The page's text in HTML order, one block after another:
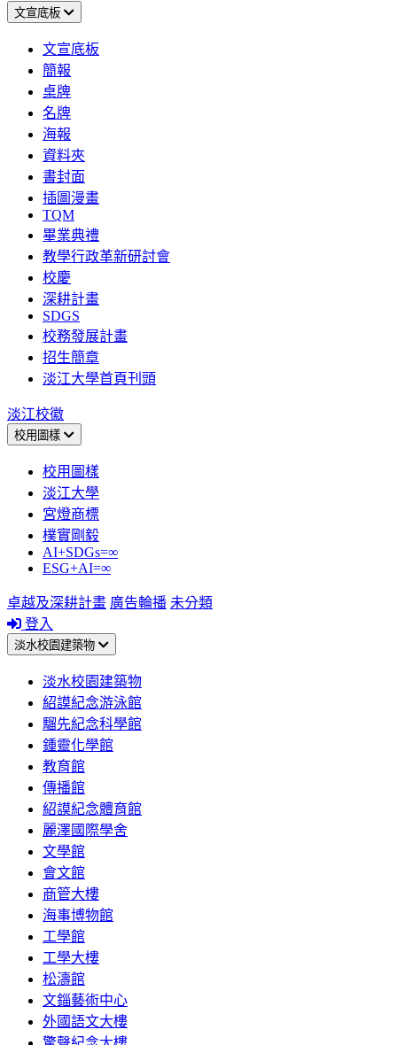
文宣底板
文宣底板
簡報
桌牌
名牌
海報
資料夾
書封面
插圖漫畫
TQM
畢業典禮
教學行政革新研討會
校慶
深耕計畫
SDGS
校務發展計畫
招生簡章
淡江大學首頁刊頭
淡江校徽
校用圖樣
校用圖樣
淡江大學
宮燈商標
樸實剛毅
AI+SDGs=∞
ESG+AI=∞
卓越及深耕計畫 廣告輪播 未分類
登入
淡水校園建築物
淡水校園建築物
紹謨紀念游泳館
騮先紀念科學館
鍾靈化學館
教育館
傳播館
紹謨紀念體育館
麗澤國際學舍
文學館
會文館
商管大樓
海事博物館
工學館
工學大樓
松濤館
文錙藝術中心
外國語文大樓